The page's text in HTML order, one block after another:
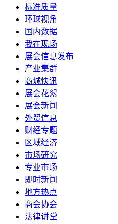
标准质量
环球视角
国内数据
我在现场
展会信息发布
产业集群
商城快讯
展会花絮
展会新闻
外贸信息
财经专题
区域经济
市场研究
专业市场
即时新闻
地方热点
商会协会
法律讲堂